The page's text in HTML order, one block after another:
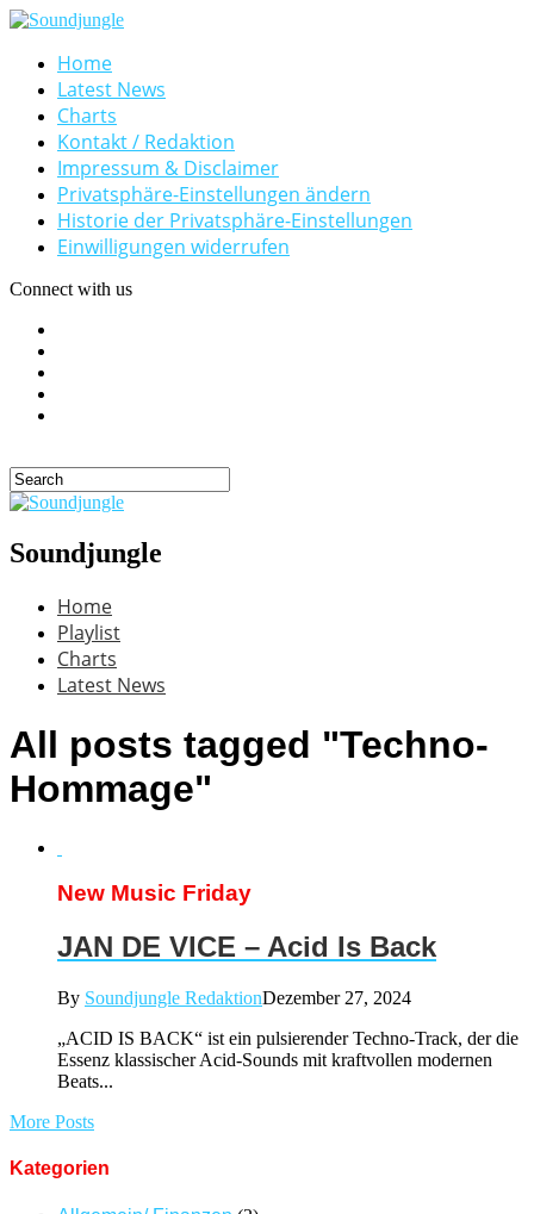
Home
Latest News
Charts
Kontakt / Redaktion
Impressum & Disclaimer
Privatsphäre-Einstellungen ändern
Historie der Privatsphäre-Einstellungen
Einwilligungen widerrufen
Connect with us
Soundjungle
Home
Playlist
Charts
Latest News
All posts tagged "Techno-
Hommage"
New Music Friday
JAN DE VICE – Acid Is Back
By Soundjungle RedaktionDezember 27, 2024
„ACID IS BACK“ ist ein pulsierender Techno-Track, der die
Essenz klassischer Acid-Sounds mit kraftvollen modernen
Beats...
More Posts
Kategorien